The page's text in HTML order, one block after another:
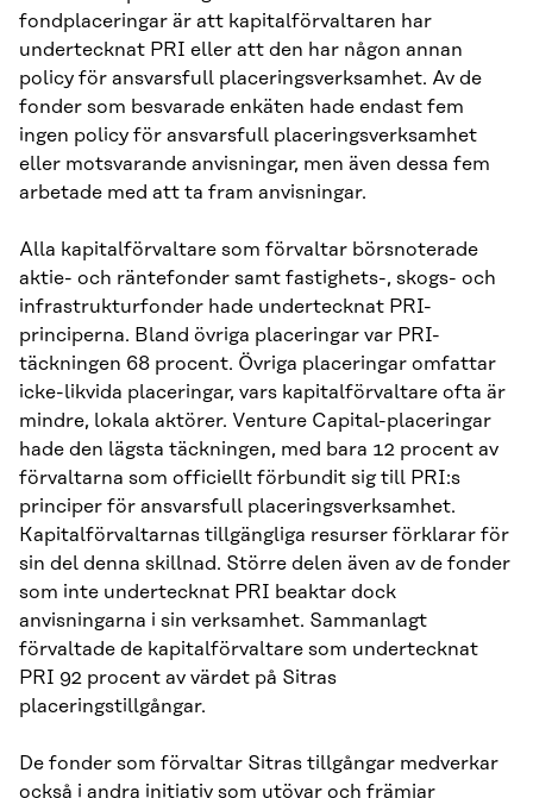
fondplaceringar är att kapitalförvaltaren har
undertecknat PRI eller att den har någon annan
policy för ansvarsfull placeringsverksamhet. Av de
fonder som besvarade enkäten hade endast fem
ingen policy för ansvarsfull placeringsverksamhet
eller motsvarande anvisningar, men även dessa fem
arbetade med att ta fram anvisningar.
Alla kapitalförvaltare som förvaltar börsnoterade
aktie- och räntefonder samt fastighets-, skogs- och
infrastrukturfonder hade undertecknat PRI-
principerna. Bland övriga placeringar var PRI-
täckningen 68 procent. Övriga placeringar omfattar
icke-likvida placeringar, vars kapitalförvaltare ofta är
mindre, lokala aktörer. Venture Capital-placeringar
hade den lägsta täckningen, med bara 12 procent av
förvaltarna som officiellt förbundit sig till PRI:s
principer för ansvarsfull placeringsverksamhet.
Kapitalförvaltarnas tillgängliga resurser förklarar för
sin del denna skillnad. Större delen även av de fonder
som inte undertecknat PRI beaktar dock
anvisningarna i sin verksamhet. Sammanlagt
förvaltade de kapitalförvaltare som undertecknat
PRI 92 procent av värdet på Sitras
placeringstillgångar.
De fonder som förvaltar Sitras tillgångar medverkar
också i andra initiativ som utövar och främjar